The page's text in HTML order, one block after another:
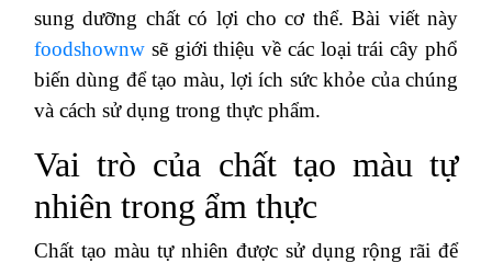
sung dưỡng chất có lợi cho cơ thể. Bài viết này
foodshownw sẽ giới thiệu về các loại trái cây phổ
biến dùng để tạo màu, lợi ích sức khỏe của chúng
và cách sử dụng trong thực phẩm.
Vai trò của chất tạo màu tự
nhiên trong ẩm thực
Chất tạo màu tự nhiên được sử dụng rộng rãi để